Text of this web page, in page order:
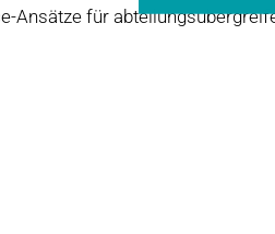
Ansätze für